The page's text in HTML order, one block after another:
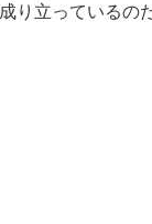
成り立っているの